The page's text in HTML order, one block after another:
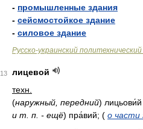
- промышленные здания
- сейсмостойкое здание
- силовое здание
Русско-украинский
13
лицевой
техн.
(наружный, передний) лицьови́й
и т. п. - ещё) пра́вий; ( о части